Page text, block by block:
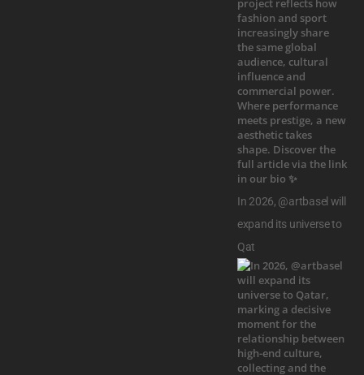
In 2026, @artbasel will
expand its universe to
Qat